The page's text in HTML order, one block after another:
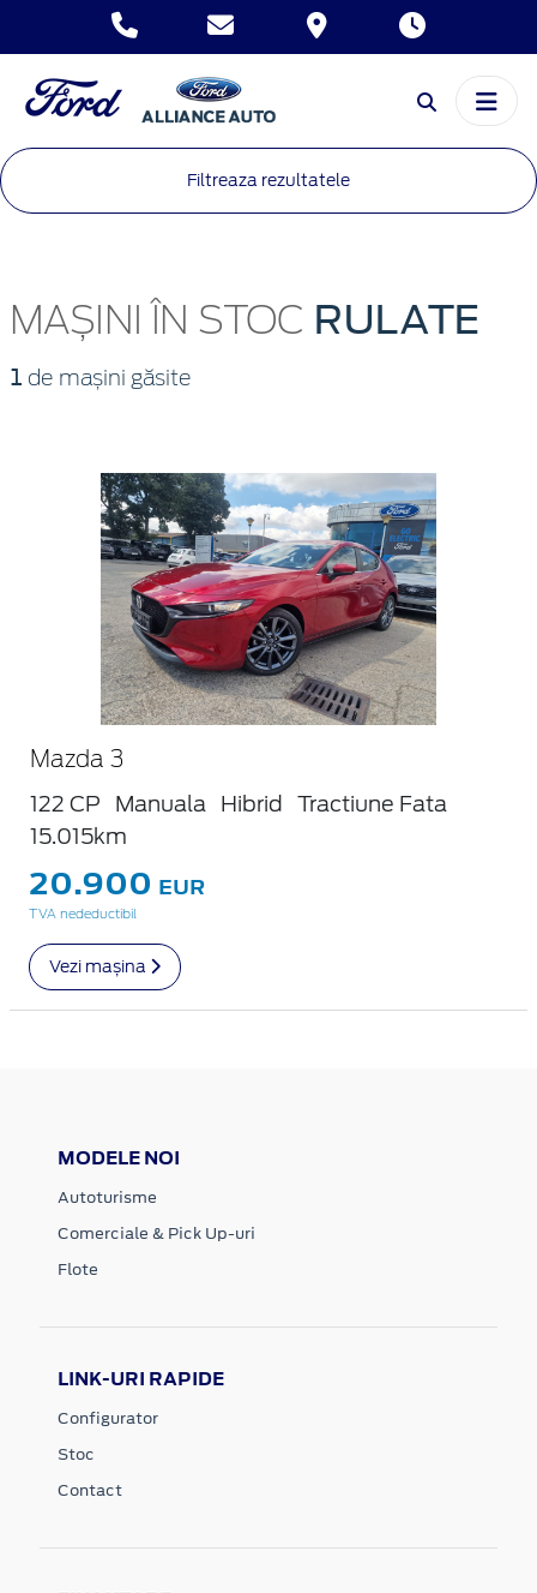
Filtreaza rezultatele
MAȘINI ÎN STOC RULATE
1 de mașini găsite
Mazda 3
122 CP Manuala Hibrid
Tractiune Fata
15.015km
20.900 EUR
TVA nedeductibil
Vezi mașina
MODELE NOI
Autoturisme
Comerciale & Pick Up-uri
Flote
LINK-URI RAPIDE
Configurator
Stoc
Contact